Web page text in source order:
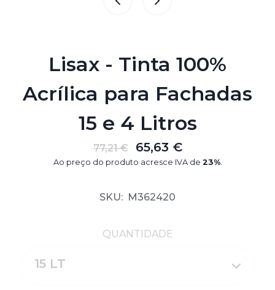
Lisax - Tinta 100%
Acrílica para Fachadas
15 e 4 Litros
77,21 € 65,63 €
Ao preço do produto acresce IVA de 23%.
SKU: M362420
QUANTIDADE
15 LT